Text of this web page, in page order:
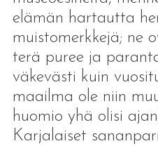
elämän hartautta
muistomerkkejä; ne
terä puree ja
väkevästi kuin
maailma ole niin
huomio yhä olisi
Karjalaiset